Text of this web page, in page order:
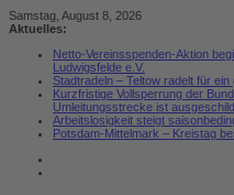
Zum
Inhalt
Samstag, August 8, 2026
Aktuelles:
Netto-Vereinsspenden-Aktion
Ludwigsfelde e.V.
Stadtradeln – Teltow radelt für ein
Kurzfristige Vollsperrung der
Umleitungsstrecke ist
Arbeitslosigkeit steigt
Potsdam-Mittelmark – Kreistag